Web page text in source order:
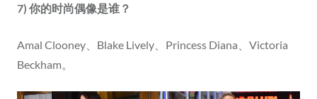
7) 你的时尚偶像是谁？
Amal Clooney、Blake Lively、Princess Diana、Victoria
Beckham。